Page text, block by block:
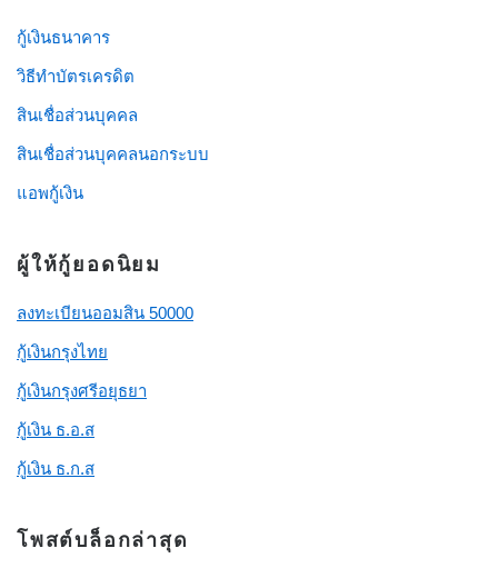
กู้เงินธนาคาร
วิธีทําบัตรเครดิต
สินเชื่อส่วนบุคคล
สินเชื่อส่วนบุคคลนอกระบบ
แอพกู้เงิน
ผู้ให้กู้ยอดนิยม
ลงทะเบียนออมสิน 50000
กู้เงินกรุงไทย
กู้เงินกรุงศรีอยุธยา
กู้เงิน ธ.อ.ส
กู้เงิน ธ.ก.ส
โพสต์บล็อกล่าสุด